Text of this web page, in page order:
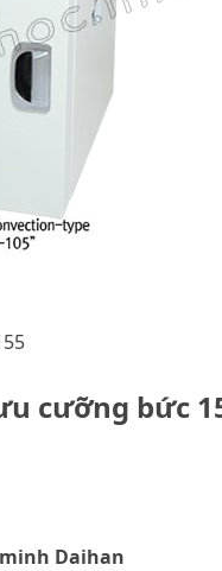
cưỡng bức
Daihan